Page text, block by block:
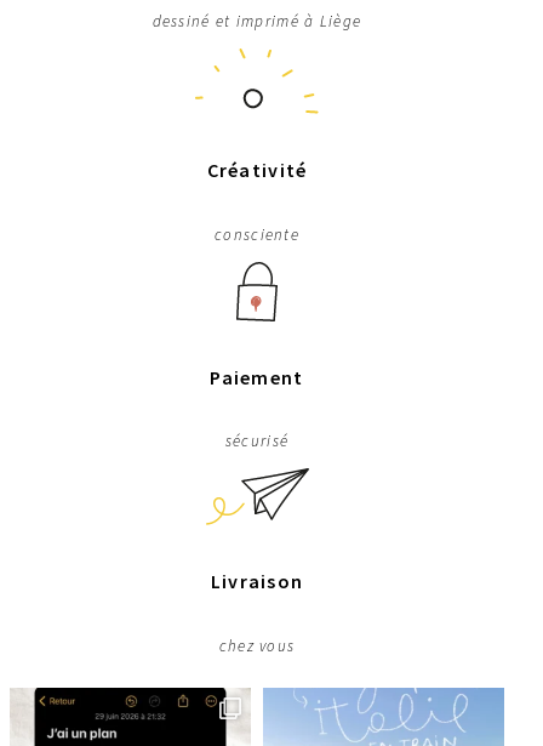
dessiné et imprimé à Liège
Créativité
consciente
Paiement
sécurisé
Livraison
chez vous